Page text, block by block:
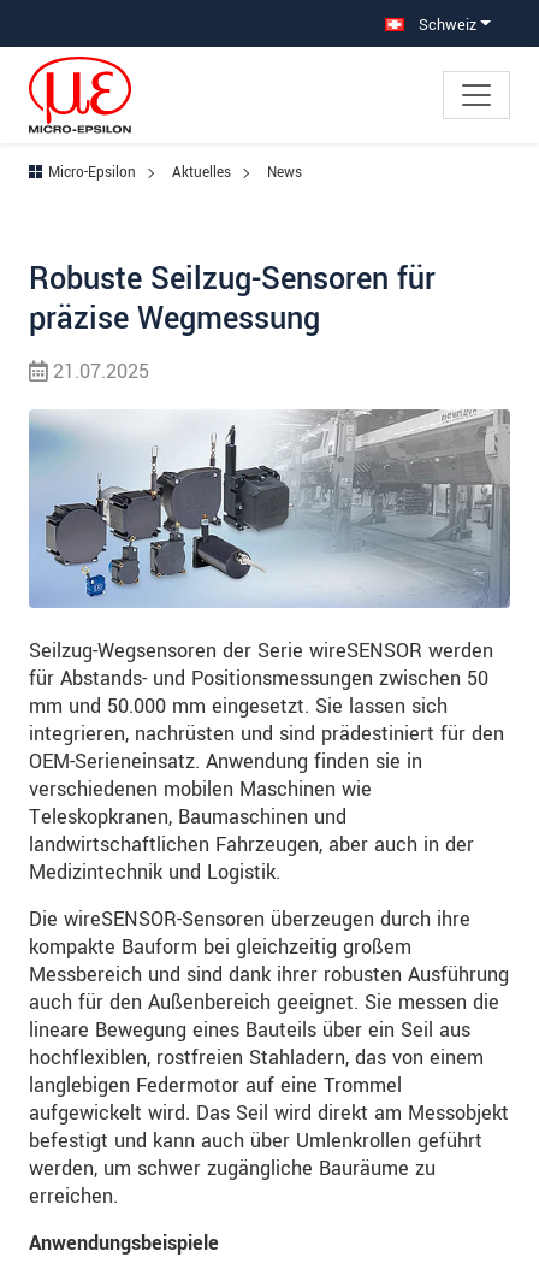
Schweiz
Micro-Epsilon Aktuelles News
Robuste Seilzug-Sensoren für
präzise Wegmessung
21.07.2025
Seilzug-Wegsensoren der Serie wireSENSOR werden
für Abstands- und Positionsmessungen zwischen 50
mm und 50.000 mm eingesetzt. Sie lassen sich
integrieren, nachrüsten und sind prädestiniert für den
OEM-Serieneinsatz. Anwendung finden sie in
verschiedenen mobilen Maschinen wie
Teleskopkranen, Baumaschinen und
landwirtschaftlichen Fahrzeugen, aber auch in der
Medizintechnik und Logistik.
Die wireSENSOR-Sensoren überzeugen durch ihre
kompakte Bauform bei gleichzeitig großem
Messbereich und sind dank ihrer robusten Ausführung
auch für den Außenbereich geeignet. Sie messen die
lineare Bewegung eines Bauteils über ein Seil aus
hochflexiblen, rostfreien Stahladern, das von einem
langlebigen Federmotor auf eine Trommel
aufgewickelt wird. Das Seil wird direkt am Messobjekt
befestigt und kann auch über Umlenkrollen geführt
werden, um schwer zugängliche Bauräume zu
erreichen.
Anwendungsbeispiele